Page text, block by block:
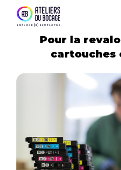
Pour la
cartouches
Panneau de gestion des cookies